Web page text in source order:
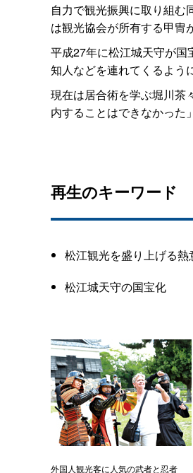
自力で観光振興に取り組む
は観光協会が所有する甲冑
平成27年に松江城天守が国
知人などを連れてくるよう
現在は居合術を学ぶ堀川茶
内することはできなかった
再生のキーワード
松江観光を盛り上げる熱
松江城天守の国宝化
外国人観光客に人気の武者と忍者